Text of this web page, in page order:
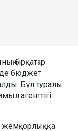
бірқатар
бюджет
Бұл туралы
агенттігі
жемқорлыққа